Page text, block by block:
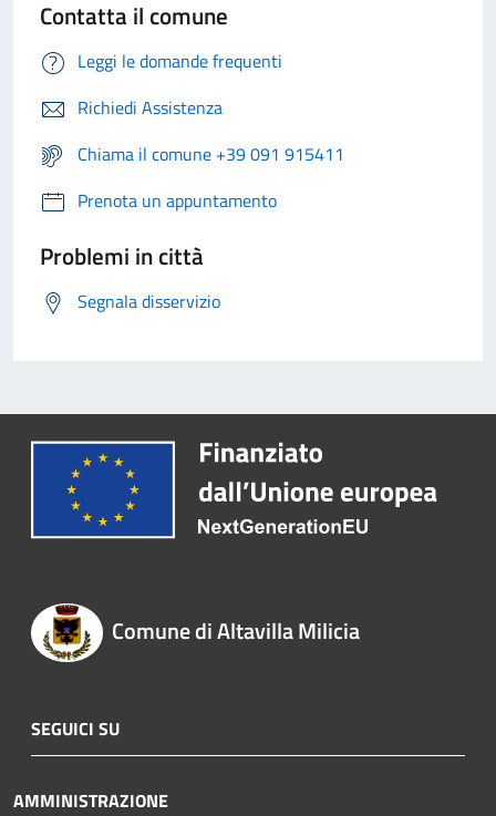
Contatta il comune
Leggi le domande frequenti
Richiedi Assistenza
Chiama il comune +39 091 915411
Prenota un appuntamento
Problemi in città
Segnala disservizio
Comune di Altavilla Milicia
SEGUICI SU
AMMINISTRAZIONE